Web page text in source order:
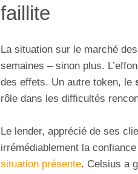
faillite
La situation sur le marché
semaines – sinon plus.
des effets. Un autre token, le
rôle dans les difficultés
Le lender, apprécié de ses
irrémédiablement la
situation présente. Celsius a